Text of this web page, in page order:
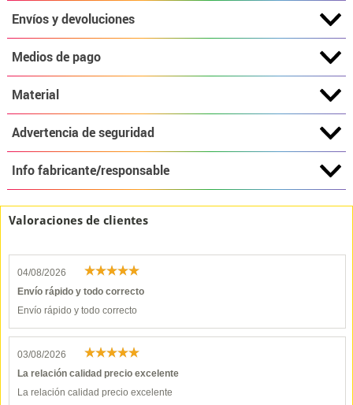
Envíos y devoluciones
Medios de pago
Material
Advertencia de seguridad
Info fabricante/responsable
Valoraciones de clientes
04/08/2026
Envío rápido y todo correcto
Envío rápido y todo correcto
03/08/2026
La relación calidad precio excelente
La relación calidad precio excelente